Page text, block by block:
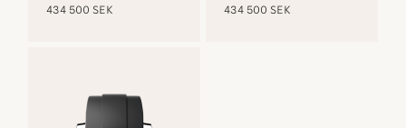
434 500 SEK
434 500 SEK